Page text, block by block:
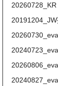
20260728_KR